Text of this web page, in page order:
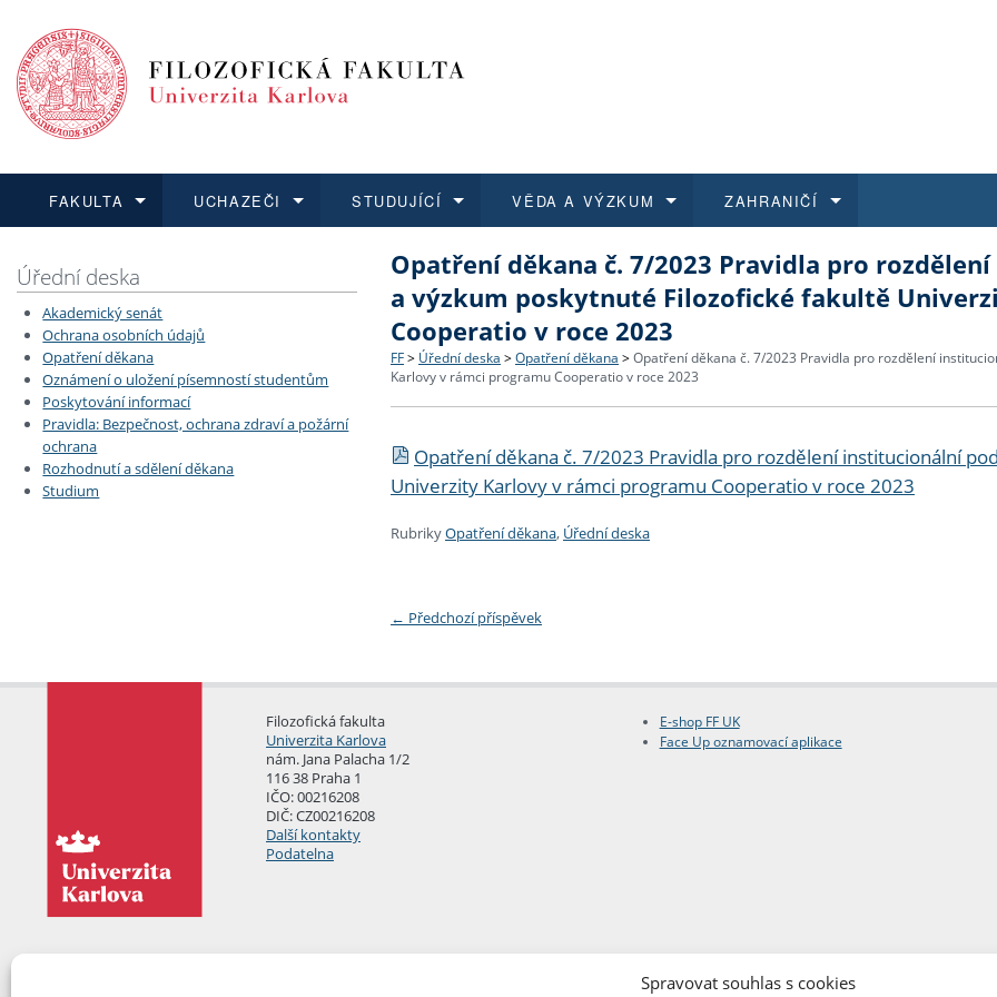
Spravovat souhlas s cookies
FAKULTA
Dozvědět se více
Struktura a historie
Strategie a další dokumenty
Podpora a benefity pro zaměstnance
Fakultní školy FF UK
Pro
UCHAZEČI
Podat přihlášku
Co studovat a jak se přihlásit
Učitelské studijní programy
Informace k průběhu přijímacího řízení
STUDUJÍCÍ
Dozvědět se více
Bakalářské a magisterské studium
Doktorské studium
Rigorózní řízení
VĚDA A VÝZKUM
Dozvědět se více
O vědě a výzkumu na FF UK
Akademické kvalifikace
Granty a projekty
ZAHRANIČÍ
Dozvědět se více
Aktuální nabídky a výběrová řízení
Vyjíždějící studenti
Přijíždějící studenti
Úřední deska
Akademický senát
Ochrana osobních údajů
Opatření děkana
Oznámení o uložení písemností studentům
Poskytování informací
Pravidla: Bezpečnost, ochrana zdraví a požární
ochrana
Rozhodnutí a sdělení děkana
Studium
Opatření děkana č. 7/2023 Pravidla pro
a výzkum poskytnuté Filozofické fakultě
Cooperatio v roce 2023
FF > Úřední deska > Opatření děkana > Opatření děkana č. 7/2023 Pravidla pro rozdělení
Karlovy v rámci programu Cooperatio v roce 2023
Opatření děkana č. 7/2023 Pravidla pro rozdělení institucionální
Univerzity Karlovy v rámci programu Cooperatio v roce 2023
RubrikyOpatření děkana, Úřední deska
← Předchozí příspěvek
Filozofická fakulta
Univerzita Karlova
nám. Jana Palacha 1/2
116 38 Praha 1
IČO: 00216208
DIČ: CZ00216208
Další kontakty
Podatelna
E-shop FF UK
Face Up oznamovací aplikace
Copyright © FF UK 2026 Design: